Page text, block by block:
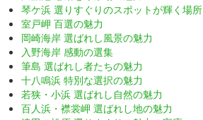
琴ケ浜 選りすぐりのスポットが輝く場所
室戸岬 百選の魅力
岡崎海岸 選ばれし風景の魅力
入野海岸 感動の選集
筆島 選ばれし者たちの魅力
十八鳴浜 特別な選択の魅力
若狭・小浜 選ばれし自然の魅力
百人浜・襟裳岬 選ばれし地の魅力